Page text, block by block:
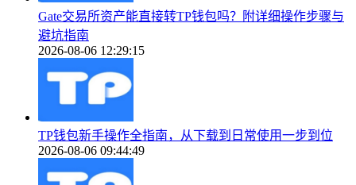
Gate交易所资产能直接转TP钱包吗？附详细操作步骤与
避坑指南
2026-08-06 12:29:15
TP钱包新手操作全指南，从下载到日常使用一步到位
2026-08-06 09:44:49